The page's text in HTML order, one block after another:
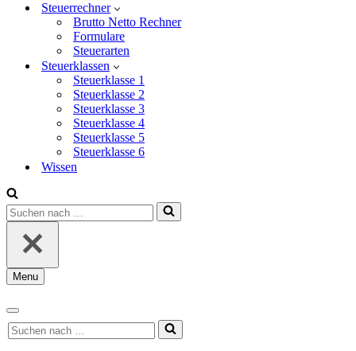
Steuerrechner
Brutto Netto Rechner
Formulare
Steuerarten
Steuerklassen
Steuerklasse 1
Steuerklasse 2
Steuerklasse 3
Steuerklasse 4
Steuerklasse 5
Steuerklasse 6
Wissen
Suchen
nach …
Menu
Navigationsmenü
Navigationsmenü
Suchen
nach …